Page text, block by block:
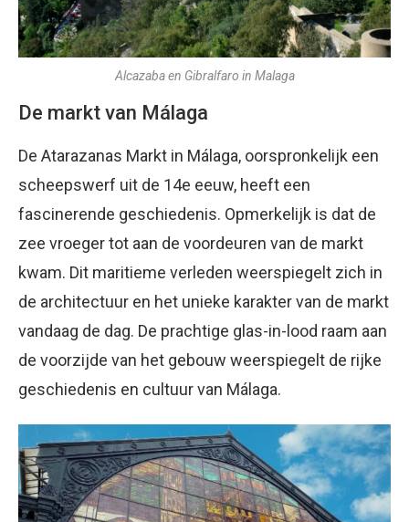
Alcazaba en Gibralfaro in Malaga
De markt van Málaga
De Atarazanas Markt in Málaga, oorspronkelijk een
scheepswerf uit de 14e eeuw, heeft een
fascinerende geschiedenis. Opmerkelijk is dat de
zee vroeger tot aan de voordeuren van de markt
kwam. Dit maritieme verleden weerspiegelt zich in
de architectuur en het unieke karakter van de markt
vandaag de dag. De prachtige glas-in-lood raam aan
de voorzijde van het gebouw weerspiegelt de rijke
geschiedenis en cultuur van Málaga.